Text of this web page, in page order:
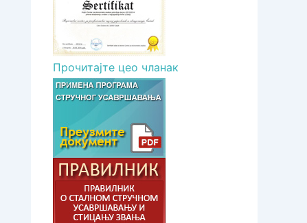
Прочитајте цео чланак